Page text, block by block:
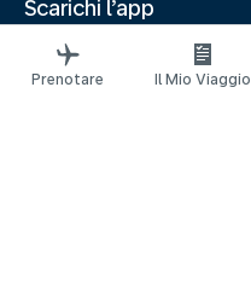
Scarichi l’app
Siti web correlati
Guide di viaggio
Prenotare Il Mio Viaggio